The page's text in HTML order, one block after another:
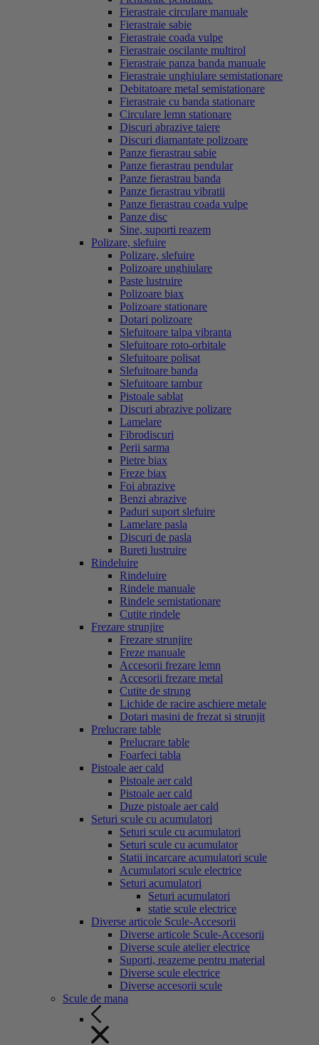
Fierastraie circulare manuale
Fierastraie sabie
Fierastraie coada vulpe
Fierastraie oscilante multirol
Fierastraie panza banda manuale
Fierastraie unghiulare semistationare
Debitatoare metal semistationare
Fierastraie cu banda stationare
Circulare lemn stationare
Discuri abrazive taiere
Discuri diamantate polizoare
Panze fierastrau sabie
Panze fierastrau pendular
Panze fierastrau banda
Panze fierastrau vibratii
Panze fierastrau coada vulpe
Panze disc
Sine, suporti reazem
Polizare, slefuire
Polizare, slefuire
Polizoare unghiulare
Paste lustruire
Polizoare biax
Polizoare stationare
Dotari polizoare
Slefuitoare talpa vibranta
Slefuitoare roto-orbitale
Slefuitoare polisat
Slefuitoare banda
Slefuitoare tambur
Pistoale sablat
Discuri abrazive polizare
Lamelare
Fibrodiscuri
Perii sarma
Pietre biax
Freze biax
Foi abrazive
Benzi abrazive
Paduri suport slefuire
Lamelare pasla
Discuri de pasla
Bureti lustruire
Rindeluire
Rindeluire
Rindele manuale
Rindele semistationare
Cutite rindele
Frezare strunjire
Frezare strunjire
Freze manuale
Accesorii frezare lemn
Accesorii frezare metal
Cutite de strung
Lichide de racire aschiere metale
Dotari masini de frezat si strunjit
Prelucrare table
Prelucrare table
Foarfeci tabla
Pistoale aer cald
Pistoale aer cald
Pistoale aer cald
Duze pistoale aer cald
Seturi scule cu acumulatori
Seturi scule cu acumulatori
Seturi scule cu acumulator
Statii incarcare acumulatori scule
Acumulatori scule electrice
Seturi acumulatori
Seturi acumulatori
statie scule electrice
Diverse articole Scule-Accesorii
Diverse articole Scule-Accesorii
Diverse scule atelier electrice
Suporti, reazeme pentru material
Diverse scule electrice
Diverse accesorii scule
Scule de mana